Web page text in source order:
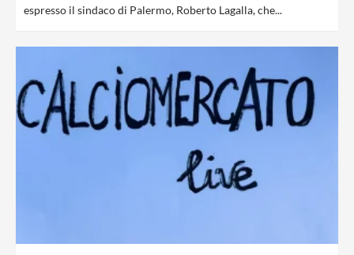
espresso il sindaco di Palermo, Roberto Lagalla, che...